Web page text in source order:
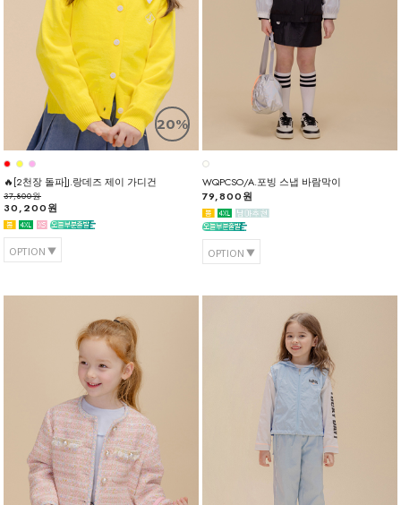
20%
🔥[2천장 돌파]J.랑데즈 제이 가디건
37,800원
30,200원
OPTION
WQPCSO/A.포빙 스냅 바람막이
79,800원
OPTION